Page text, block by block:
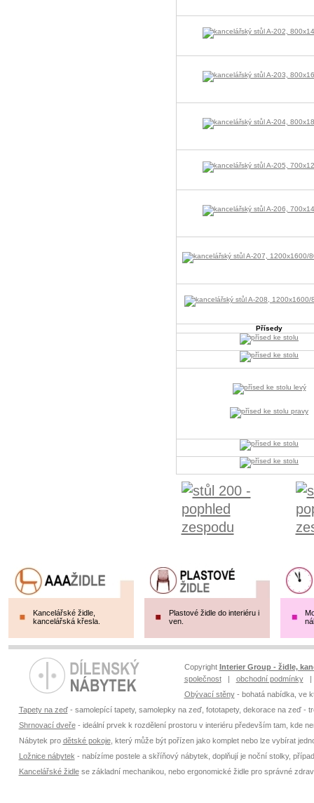
Přísedy
Kancelářské židle,
kancelářská křesla.
Plastové židle do interiéru i
ven.
Copyright Interier Group - židle,
společnost| obchodní podmínky
Obývací stěny- bohatá nabídka, ve
Tapety na zeď- samolepící tapety, samolepky na zeď, fototapety, dekorace na zeď -
Shrnovací dveře- ideální prvek k rozdělení prostoru v interiéru především tam, kde
Nábytek pro dětské pokoje, který může být pořízen jako komplet nebo lze vybírat
Ložnice nábytek - nabízíme postele a skříňový nábytek, doplňují je noční stolky,
Kancelářské židlese základní mechanikou, nebo ergonomické židle pro správné